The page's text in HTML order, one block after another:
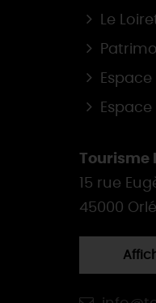
Le
Tourisme
15 rue
45000